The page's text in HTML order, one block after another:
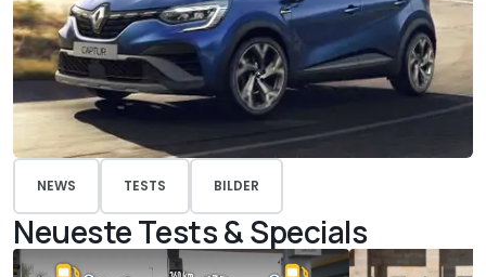
NEWS TESTS BILDER
Neueste Tests & Specials